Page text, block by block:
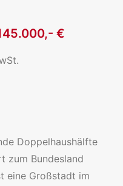
€
Doppelhaushälfte
zum Bundesland
eine Großstadt im